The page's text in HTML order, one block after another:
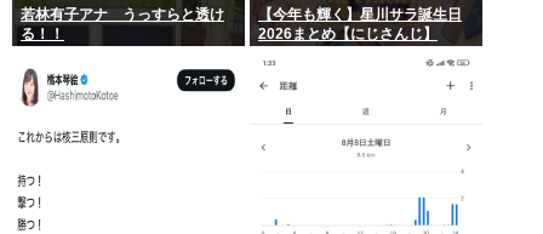
若林有子アナ うっすらと透け
る！！
【今年も輝く】星川サラ誕生日
2026まとめ【にじさんじ】